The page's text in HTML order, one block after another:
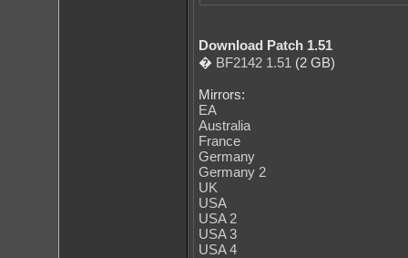
Download Patch 1.51
� BF2142 1.51 (2 GB)
Mirrors:
EA
Australia
France
Germany
Germany 2
UK
USA
USA 2
USA 3
USA 4